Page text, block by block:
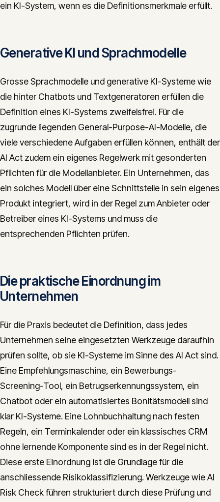
ein KI-System, wenn es die Definitionsmerkmale erfüllt.
Generative KI und Sprachmodelle
Grosse Sprachmodelle und generative KI-Systeme wie
die hinter Chatbots und Textgeneratoren erfüllen die
Definition eines KI-Systems zweifelsfrei. Für die
zugrunde liegenden General-Purpose-AI-Modelle, die
viele verschiedene Aufgaben erfüllen können, enthält der
AI Act zudem ein eigenes Regelwerk mit gesonderten
Pflichten für die Modellanbieter. Ein Unternehmen, das
ein solches Modell über eine Schnittstelle in sein eigenes
Produkt integriert, wird in der Regel zum Anbieter oder
Betreiber eines KI-Systems und muss die
entsprechenden Pflichten prüfen.
Die praktische Einordnung im
Unternehmen
Für die Praxis bedeutet die Definition, dass jedes
Unternehmen seine eingesetzten Werkzeuge daraufhin
prüfen sollte, ob sie KI-Systeme im Sinne des AI Act sind.
Eine Empfehlungsmaschine, ein Bewerbungs-
Screening-Tool, ein Betrugserkennungssystem, ein
Chatbot oder ein automatisiertes Bonitätsmodell sind
klar KI-Systeme. Eine Lohnbuchhaltung nach festen
Regeln, ein Terminkalender oder ein klassisches CRM
ohne lernende Komponente sind es in der Regel nicht.
Diese erste Einordnung ist die Grundlage für die
anschliessende Risikoklassifizierung. Werkzeuge wie AI
Risk Check führen strukturiert durch diese Prüfung und